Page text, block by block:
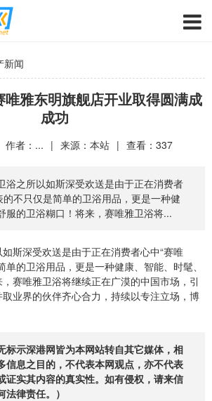
新闻
雅东明旗舰店开业取得圆满成
成功
作者：... | 来源：本站 | 查看： 337
浴之所以如斯深受欢送是由于正在消费者
的不只仅是简单的卫浴用品，更是一种健
服的卫浴糊口！将来，赛唯雅卫浴将...
斯深受欢送是由于正在消费者心中“赛唯
单的卫浴用品，更是一种健康、智能、时髦、
赛唯雅卫浴将继续正在广漠的中国市场，引
业界的伙伴齐心合力，持续以专注立场，博
标示深港网皆为本网站转自其它媒体，相
信息之目的，不代表本网观点，亦不代表
证实其内容的真实性。如有侵权，请来信
律责任。）